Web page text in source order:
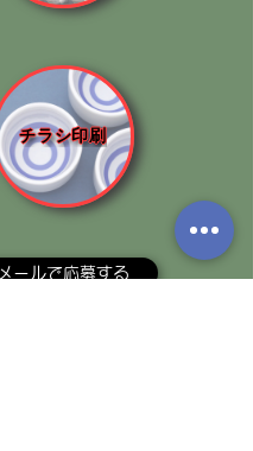
チラシ印刷
メールで応募する